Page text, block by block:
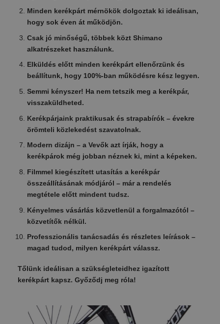
Minden kerékpárt mérnökök dolgoztak ki ideálisan,
hogy sok éven át működjön.
Csak jó minőségű, többek közt Shimano
alkatrészeket használunk.
Elküldés előtt minden kerékpárt ellenőrzünk és
beállítunk, hogy 100%-ban működésre kész legyen.
Semmi kényszer! Ha nem tetszik meg a kerékpár,
visszaküldheted.
Kerékpárjaink praktikusak és strapabírók – évekre
örömteli közlekedést szavatolnak.
Modern dizájn – a Vevők azt írják, hogy a
kerékpárok még jobban néznek ki, mint a képeken.
Filmmel kiegészített utasítás a kerékpár
összeállításának módjáról – már a rendelés
megtétele előtt mindent tudsz.
Kényelmes vásárlás közvetlenül a forgalmazótól –
közvetítők nélkül.
Professzionális tanácsadás és részletes leírások –
magad tudod, milyen kerékpárt válassz.
Tőlünk ideálisan a szükségleteidhez igazított
kerékpárt kapsz. Győződj meg róla!